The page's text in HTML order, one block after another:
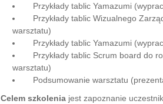
Przykłady tablic Yamazumi
Przykłady tablic Wizualnego
warsztatu)
Przykłady tablic Yamazumi
Przykłady tablic Scrum board do
warsztatu)
Podsumowanie warsztatu
Celem szkolenia jest zapoznanie